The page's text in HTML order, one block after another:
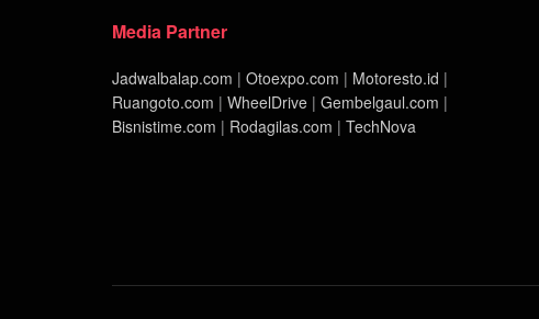
Media Partner
Jadwalbalap.com | Otoexpo.com | Motoresto.id |
Ruangoto.com | WheelDrive | Gembelgaul.com |
Bisnistime.com | Rodagilas.com | TechNova